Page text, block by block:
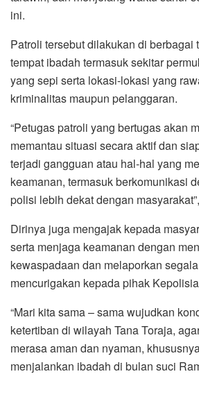
ini.
Patroli tersebut dilakukan di berbagai
tempat ibadah termasuk sekitar
yang sepi serta lokasi-lokasi yang
kriminalitas maupun pelanggaran.
“Petugas patroli yang bertugas akan
memantau situasi secara aktif dan
terjadi gangguan atau hal-hal yang
keamanan, termasuk berkomunikasi
polisi lebih dekat dengan
Dirinya juga mengajak kepada
serta menjaga keamanan dengan
kewaspadaan dan melaporkan
mencurigakan kepada pihak
“Mari kita sama – sama wujudkan
ketertiban di wilayah Tana Toraja,
merasa aman dan nyaman,
menjalankan ibadah di bulan suci